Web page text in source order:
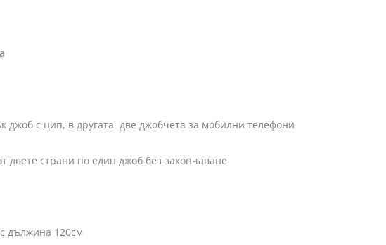
другата две джобчета за мобилни телефони
страни по един джоб без закопчаване
дължина 120см